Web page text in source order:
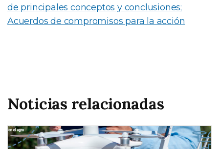
de principales conceptos y conclusiones;
Acuerdos de compromisos para la acción
Noticias relacionadas